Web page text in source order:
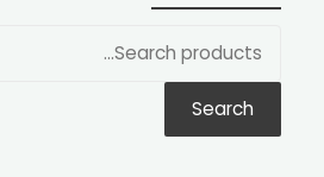
Search